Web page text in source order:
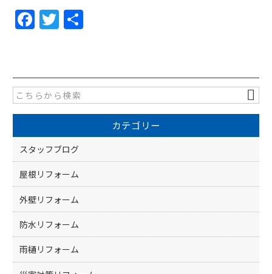
F
a
e
b
o
o
k
T
w
er
カテゴリー
スタッフブログ
屋根リフォーム
外壁リフォーム
防水リフォーム
雨樋リフォーム